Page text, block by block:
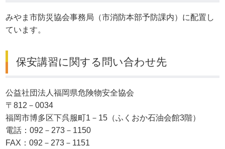
みやま市防災協会事務局（市消防本部予防課内）に配置し
ています。
保安講習に関する問い合わせ先
公益社団法人福岡県危険物安全協会
〒812－0034
福岡市博多区下呉服町1－15（ふくおか石油会館3階）
電話：092－273－1150
FAX：092－273－1151